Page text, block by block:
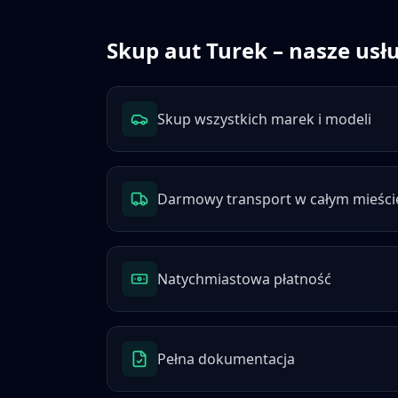
Skup autTurek – nasze
Skup wszystkich marek i modeli
Darmowy transport w całym
Natychmiastowa płatność
Pełna dokumentacja